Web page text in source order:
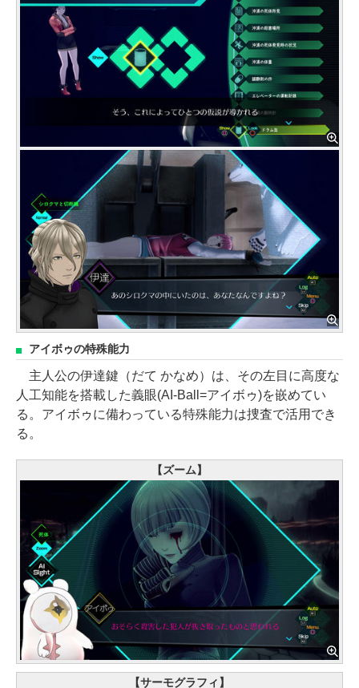
アイボゥの特殊能力
主人公の伊達鍵（だて かなめ）は、その左目に高度な
人工知能を搭載した義眼(AI-Ball=アイボゥ)を嵌めてい
る。アイボゥに備わっている特殊能力は捜査で活用でき
る。
【ズーム】
【サーモグラフィ】